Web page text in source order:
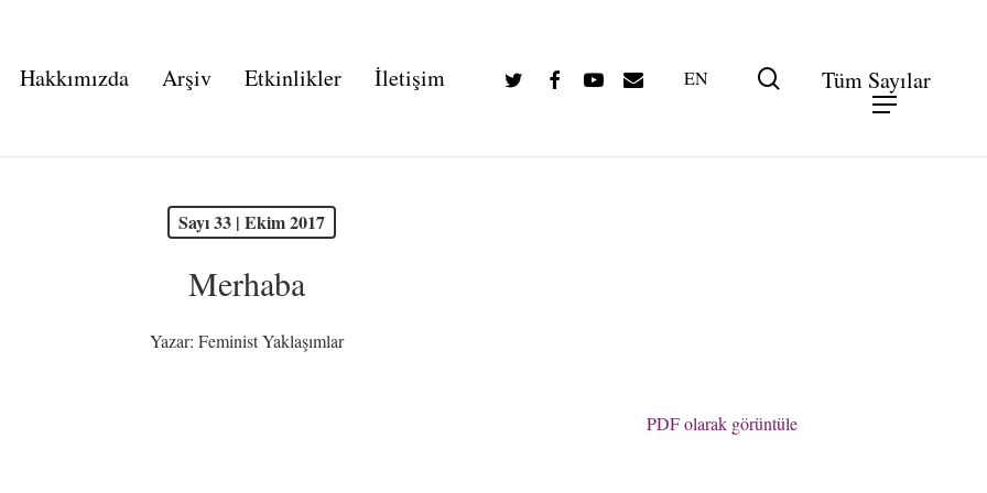
Hakkımızda Arşiv Etkinlikler İletişim TwitterFacebookYoutube
Email EN searchTüm Sayılar
Sayı 33 | Ekim 2017
Merhaba
Yazar: Feminist Yaklaşımlar
PDF olarak görüntüle